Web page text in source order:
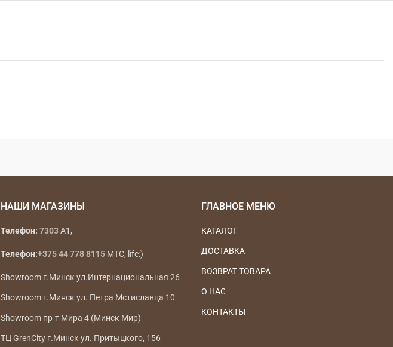
НАШИ МАГАЗИНЫ
Телефон: 7303A1,
Телефон:+375 44 778 8115 МТС, life:)
Showroom г.Минск ул.Интернациональная 26
Showroom г.Минск ул. Петра Мстиславца 10
Showroom пр-т Мира 4 (Минск Мир)
ТЦ GrenCity г.Минск ул. Притыцкого, 156
ГЛАВНОЕ МЕНЮ
КАТАЛОГ
ДОСТАВКА
ВОЗВРАТ ТОВАРА
О НАС
КОНТАКТЫ